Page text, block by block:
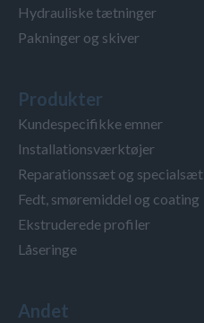
Hydrauliske tætninger
Pakninger og skiver
Produkter
Kundespecifikke emner
Installationsværktøjer
Reparationssæt og specialsæt
Fedt, smøremiddel og coating
Ekstruderede profiler
Låseringe
Andet